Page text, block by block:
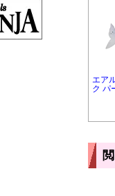
エア
ク パ